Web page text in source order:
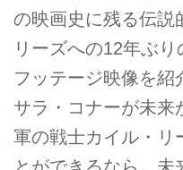
の映画史に残る伝説
リーズへの12年ぶ
フッテージ映像を紹
サラ・コナーが未来
軍の戦士カイル・リ
とができるなら、未